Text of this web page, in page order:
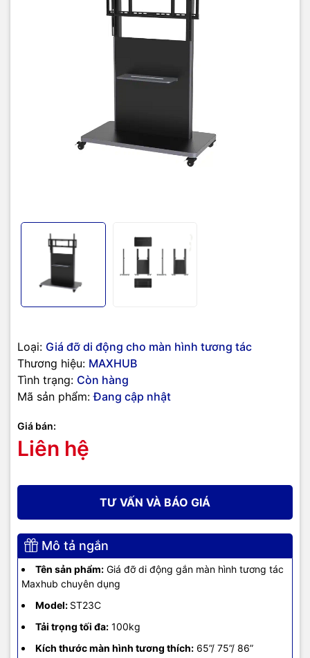
Loại: Giá đỡ di động cho màn hình tương tác
Thương hiệu: MAXHUB
Tình trạng: Còn hàng
Mã sản phẩm: Đang cập nhật
Giá bán:
Liên hệ
TƯ VẤN VÀ BÁO GIÁ
Mô tả ngắn
Tên sản phẩm: Giá đỡ di động gắn màn hình tương tác
Maxhub chuyên dụng
Model: ST23C
Tải trọng tối đa: 100kg
Kích thước màn hình tương thích: 65”/ 75”/ 86”
55, 65, 75, 86 inch
100kg
4 bánh xe